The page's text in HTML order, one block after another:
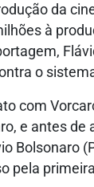
da
à
o
com
e antes de
Bolsonaro
pela